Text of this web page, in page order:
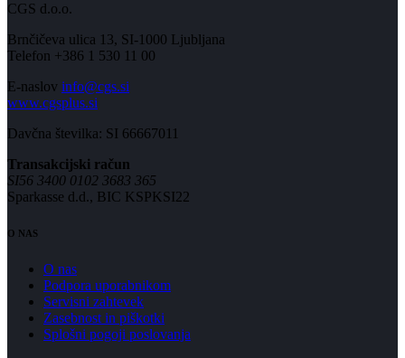
CGS d.o.o.
Brnčičeva ulica 13, SI-1000 Ljubljana
Telefon +386 1 530 11 00
E-naslov info@cgs.si
www.cgsplus.si
Davčna številka: SI 66667011
Transakcijski račun
SI56 3400 0102 3683 365
Sparkasse d.d., BIC KSPKSI22
O NAS
O nas
Podpora uporabnikom
Servisni zahtevek
Zasebnost in piškotki
Splošni pogoji poslovanja